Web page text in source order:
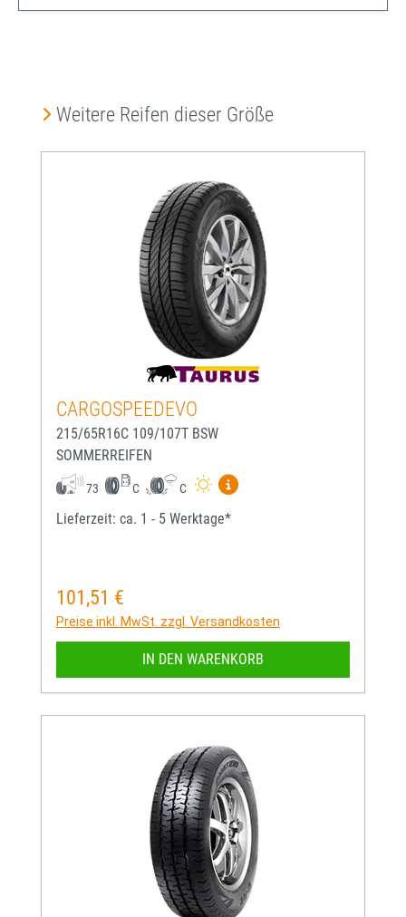
Produktgalerie überspringen
Weitere Reifen dieser Größe
CARGOSPEEDEVO
215/65R16C 109/107T BSW
SOMMERREIFEN
73 C C
Mehr Informationen zum
Lieferzeit: ca. 1 - 5 Werktage*
Regulärer Preis:
101,51 €
Preise inkl. MwSt. zzgl. Versandkosten
IN DEN WARENKORB